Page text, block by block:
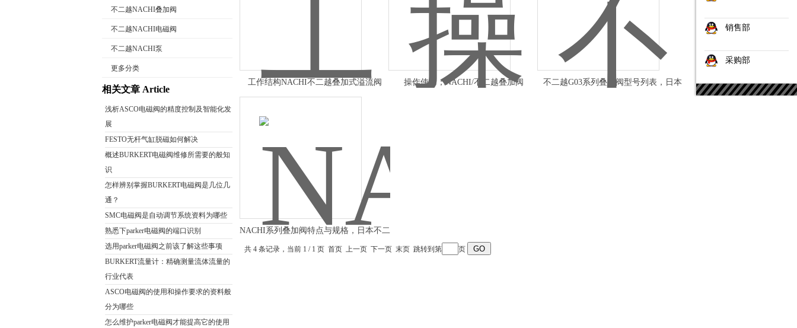
不二越NACHI叠加阀
不二越NACHI电磁阀
不二越NACHI泵
更多分类
相关文章 Article
浅析ASCO电磁阀的精度控制及智能化发
展
FESTO无杆气缸脱磁如何解决
概述BURKERT电磁阀维修所需要的般知
识
怎样辨别掌握BURKERT电磁阀是几位几
通？
SMC电磁阀是自动调节系统资料为哪些
熟悉下parker电磁阀的端口识别
选用parker电磁阀之前该了解这些事项
BURKERT流量计：精确测量流体流量的
行业代表
ASCO电磁阀的使用和操作要求的资料般
分为哪些
怎么维护parker电磁阀才能提高它的使用
工作结构NACHI不二越叠加式溢流阀 操作使用；NACHI/不二越叠加阀
不二越G03系列叠加阀型号列表，日本
NACHI系列叠加阀特点与规格，日本不二
共 4 条记录，当前 1 / 1 页 首页 上一页 下一页 末页 跳转到第 页
销售部
采购部